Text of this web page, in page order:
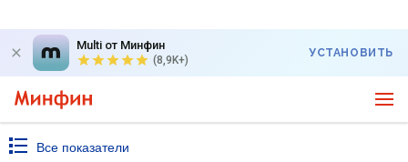
Multi от Минфин
(8,9K+)
УСТАНОВИТЬ
Все показатели